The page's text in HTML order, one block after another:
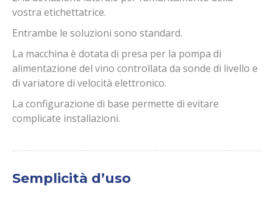
vostra etichettatrice.
Entrambe le soluzioni sono standard.
La macchina è dotata di presa per la pompa di
alimentazione del vino controllata da sonde di livello e
di variatore di velocità elettronico.
La configurazione di base permette di evitare
complicate installazioni.
Semplicità d’uso